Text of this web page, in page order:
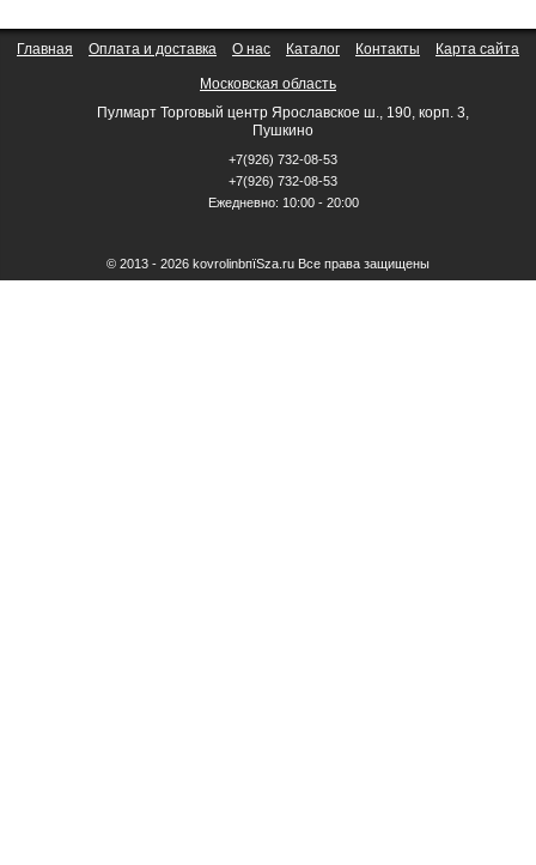
Главная Оплата и доставка О нас Каталог Контакты Карта сайта
Московская область
Пулмарт Торговый центр Ярославское ш., 190, корп. 3,
Пушкино
+7(926) 732-08-53
+7(926) 732-08-53
Ежедневно: 10:00 - 20:00
© 2013 - 2026 kovrolinbпїЅza.ru Все права защищены